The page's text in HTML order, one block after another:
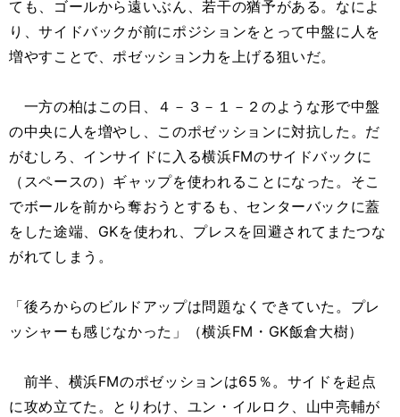
ても、ゴールから遠いぶん、若干の猶予がある。なによ
り、サイドバックが前にポジションをとって中盤に人を
増やすことで、ポゼッション力を上げる狙いだ。
一方の柏はこの日、４－３－１－２のような形で中盤
の中央に人を増やし、このポゼッションに対抗した。だ
がむしろ、インサイドに入る横浜FMのサイドバックに
（スペースの）ギャップを使われることになった。そこ
でボールを前から奪おうとするも、センターバックに蓋
をした途端、GKを使われ、プレスを回避されてまたつな
がれてしまう。
「後ろからのビルドアップは問題なくできていた。プレ
ッシャーも感じなかった」（横浜FM・GK飯倉大樹）
前半、横浜FMのポゼッションは65％。サイドを起点
に攻め立てた。とりわけ、ユン・イルロク、山中亮輔が